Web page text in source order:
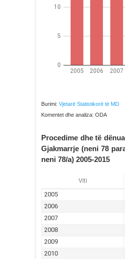
Burimi: Vjetarë Statistikorë të MD
Komentet dhe analiza: ODA
Procedime dhe të
Gjakmarrje (neni 78
neni 78/a) 2005-2015